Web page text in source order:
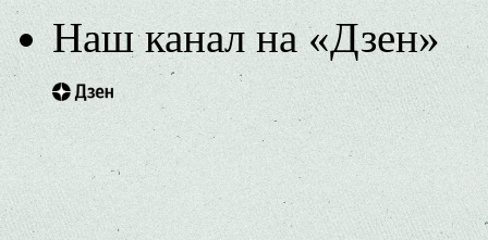
Наш канал на «Дзен»